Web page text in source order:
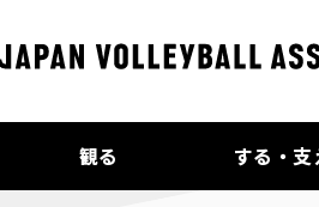
観る する・支